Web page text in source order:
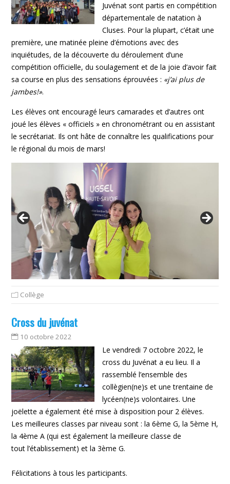
Juvénat sont partis en compétition
départementale de natation à
Cluses. Pour la plupart, c’était une
première, une matinée pleine d’émotions avec des
inquiétudes, de la découverte du déroulement d’une
compétition officielle, du soulagement et de la joie d’avoir fait
sa course en plus des sensations éprouvées : «j’ai plus de
jambes!».
Les élèves ont encouragé leurs camarades et d’autres ont
joué les élèves « officiels » en chronométrant ou en assistant
le secrétariat. Ils ont hâte de connaître les qualifications pour
le régional du mois de mars!
Collège
Cross du juvénat
10 octobre 2022
Le vendredi 7 octobre 2022, le
cross du Juvénat a eu lieu. Il a
rassemblé l’ensemble des
collègien(ne)s et une trentaine de
lycéen(ne)s volontaires. Une
joëlette a également été mise à disposition pour 2 élèves.
Les meilleures classes par niveau sont : la 6ème G, la 5ème H,
la 4ème A (qui est également la meilleure classe de
tout l’établissement) et la 3ème G.
Félicitations à tous les participants.